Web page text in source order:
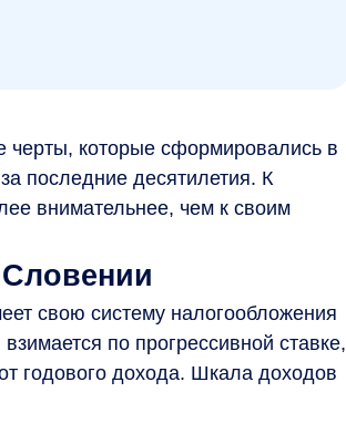
черты, которые сформировались в
последние десятилетия. К
внимательнее, чем к своим
Словении
свою систему налогообложения
по прогрессивной ставке,
годового дохода. Шкала доходов